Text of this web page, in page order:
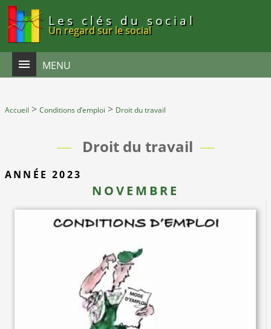
Les clés du social
Un regard sur le social
MENU
Accueil > Conditions d’emploi > Droit du travail
Droit du travail
ANNÉE 2023
NOVEMBRE
Panneau de gestion des cookies